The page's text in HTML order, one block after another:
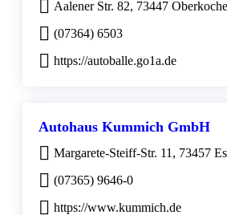
Aalener Str. 82, 73447
(07364) 6503
https://autoballe.go1a.de
Autohaus Kummich GmbH
Margarete-Steiff-Str. 11, 73457
(07365) 9646-0
https://www.kummich.de